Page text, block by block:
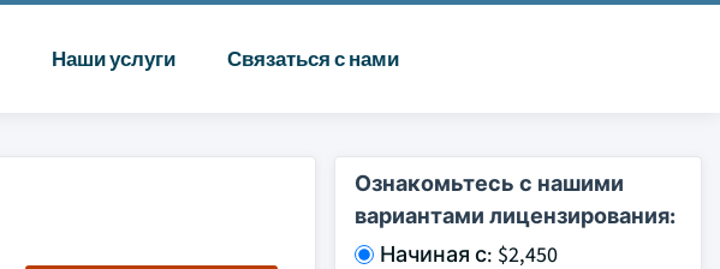
Наши услуги Связаться с нами
Ознакомьтесь с нашими
вариантами лицензирования:
Начиная с: $2,450